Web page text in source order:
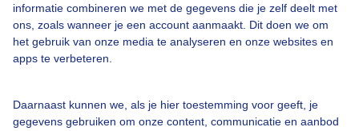
informatie combineren we met de gegevens die je zelf deelt met
ons, zoals wanneer je een account aanmaakt. Dit doen we om
het gebruik van onze media te analyseren en onze websites en
apps te verbeteren.
Daarnaast kunnen we, als je hier toestemming voor geeft, je
gegevens gebruiken om onze content, communicatie en aanbod